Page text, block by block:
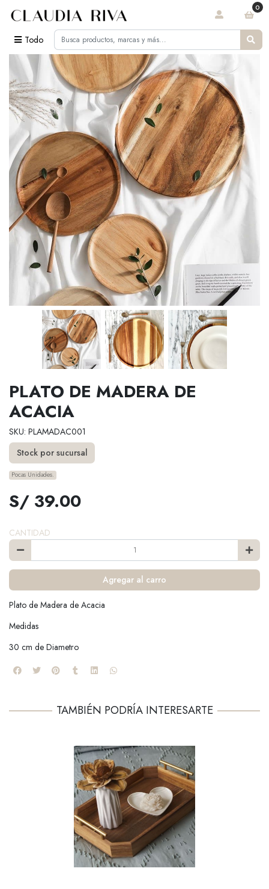
Todo
0
PLATO DE MADERA DE
ACACIA
SKU: PLAMADAC001
Stock por sucursal
Pocas Unidades.
S/ 39.00
CANTIDAD
Agregar al carro
Plato de Madera de Acacia
Medidas
30 cm de Diametro
TAMBIÉN PODRÍA INTERESARTE